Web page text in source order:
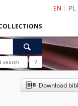
EN PL
search ?
Download